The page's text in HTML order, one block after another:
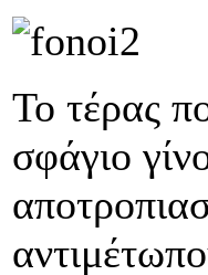
Το τέρας
σφάγιο